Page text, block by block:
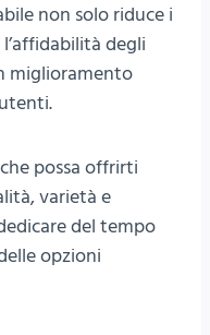
non solo riduce i
degli
miglioramento
possa offrirti
varietà e
del tempo
opzioni